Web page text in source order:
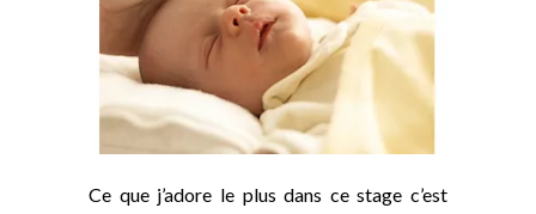
Ce que j’adore le plus dans ce stage c’est